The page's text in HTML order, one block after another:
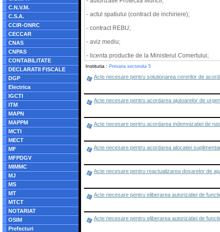
C.N.V.M.
C.S.A.
CCIR-ONRC
CECCAR
CNAS
CNPAS
CONTABILITATE
DECLARATII FISCALE
DGP
Electrica
IGCTI
ITM
MAPN
MAPPM
MCTI
MECT
MF
MFPDGV
MIMMC
MJ
MS
MT
MTCT
NOTARIAT
OSIM
Prefecturi
- actul spatiului (contract de inchiriere);
- contract REBU;
- aviz mediu;
- licenta productie de la Ministerul Comertului;
Institutia : Primaria sectorului 5
Acte necesare pentru solutionarea cererilor de
Acte necesare pentru acordarea ajutoarelor de
Acte necesare pentru acordarea indemnizatiei de
Acte necesare pentru acordarea alocatiei
Acte necesare pentru reactualizarea dosarelor de
Acte necesare pentru eliberarea autorizatiei de
Acte necesare pentru eliberarea autorizatiei de